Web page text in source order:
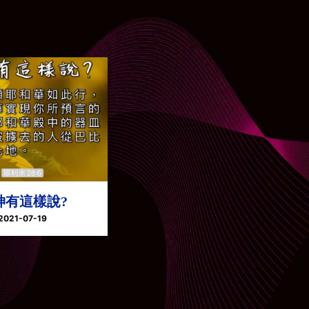
有這樣說?
07-19